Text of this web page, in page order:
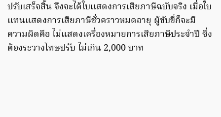
ปรับเสร็จสิ้น จึงจะได้ใบแสดงการเสียภาษีฉบับจริง เมื่อใบ
แทนแสดงการเสียภาษีชั่วคราวหมดอายุ ผู้ขับขี่ก็จะมี
ความผิดคือ ไม่แสดงเครื่องหมายการเสียภาษีประจำปี ซึ่ง
ต้องระวางโทษปรับ ไม่เกิน 2,000 บาท